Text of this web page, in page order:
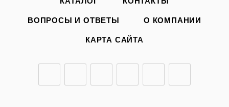
ВОПРОСЫ И ОТВЕТЫ О КОМПАНИИ
КАРТА САЙТА